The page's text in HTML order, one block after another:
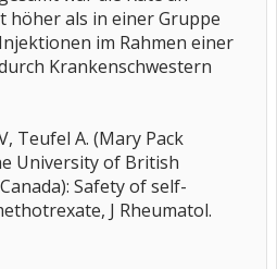
höher als in einer Gruppe
im Rahmen einer
Krankenschwestern
Teufel A. (Mary Pack
University of British
Safety of self-
J Rheumatol.